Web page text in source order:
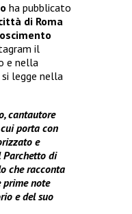
ha pubblicato
di Roma
il
e nella
legge nella
cantautore
porta con
e
Parchetto di
che racconta
prime note
e del suo